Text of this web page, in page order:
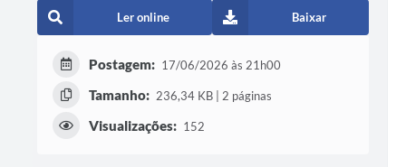
Ler online Baixar
Postagem: 17/06/2026 às 21h00
Tamanho: 236,34 KB | 2 páginas
Visualizações: 152